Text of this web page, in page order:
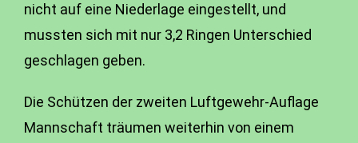
nicht auf eine Niederlage eingestellt, und
mussten sich mit nur 3,2 Ringen Unterschied
geschlagen geben.
Die Schützen der zweiten Luftgewehr-Auflage
Mannschaft träumen weiterhin von einem